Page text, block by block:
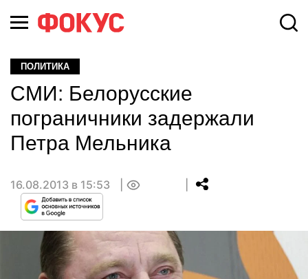
ПОЛИТИКА
СМИ: Белорусские
пограничники задержали
Петра Мельника
16.08.2013 в 15:53